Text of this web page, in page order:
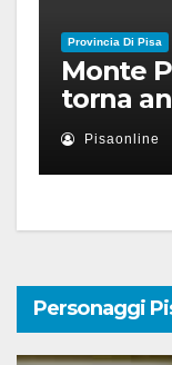
Provincia Di Pisa
Monte
torna
Pisaonline
Personaggi